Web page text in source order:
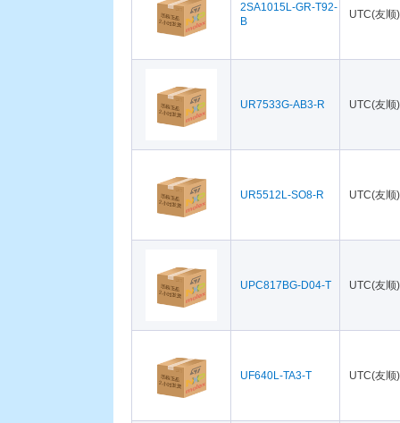
2SA1015L-GR-T92-
B
UTC(友顺)
UR7533G-AB3-R UTC(友顺)
UR5512L-SO8-R UTC(友顺)
UPC817BG-D04-T UTC(友顺)
UF640L-TA3-T UTC(友顺)